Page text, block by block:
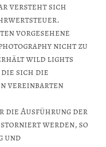
versteht sich
vorgesehene
nicht zu
wild lights
sich die
vereinbarten
die Ausführung der
werden, so
und